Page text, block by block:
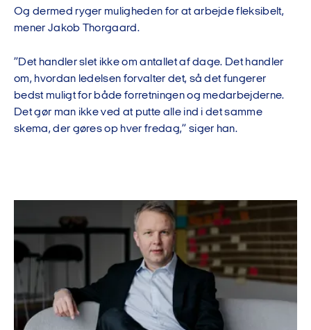
Og dermed ryger muligheden for at arbejde fleksibelt,
mener Jakob Thorgaard.
”Det handler slet ikke om antallet af dage. Det handler
om, hvordan ledelsen forvalter det, så det fungerer
bedst muligt for både forretningen og medarbejderne.
Det gør man ikke ved at putte alle ind i det samme
skema, der gøres op hver fredag,” siger han.